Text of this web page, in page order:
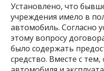
Установлено, что
учреждения имело в
автомобиль. Согласно
этому вопросу
было содержать
средство. Вместе с